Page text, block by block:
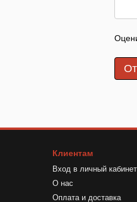
Клиентам
Вход в личный кабинет
О нас
Оплата и доставка